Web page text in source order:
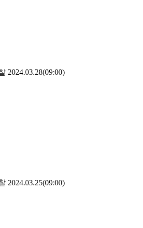
2024.03.28(09:00)
2024.03.25(09:00)